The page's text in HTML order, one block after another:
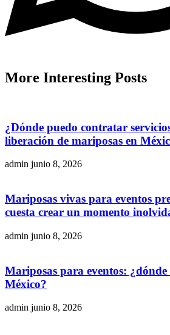
More Interesting Posts
¿Dónde puedo contratar
liberación de mariposas en
admin junio 8, 2026
Mariposas vivas para eventos
cuesta crear un momento
admin junio 8, 2026
Mariposas para eventos:
México?
admin junio 8, 2026